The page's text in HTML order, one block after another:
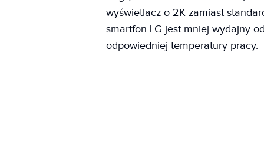
wyświetlacz o 2K zamiast
smartfon LG jest mniej wydajny
odpowiedniej temperatury pracy.